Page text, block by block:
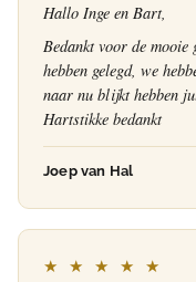
Hallo Inge en Bart,
Bedankt voor de
hebben gelegd, we
naar nu blijkt hebben
Hartstikke bedankt
Joep van Hal
★ ★ ★ ★ ★